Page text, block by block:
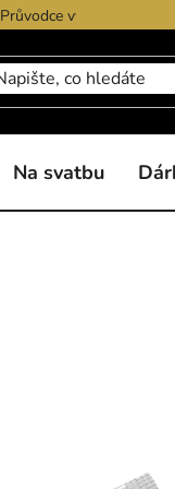
Průvodce výběrem
Na svatbu